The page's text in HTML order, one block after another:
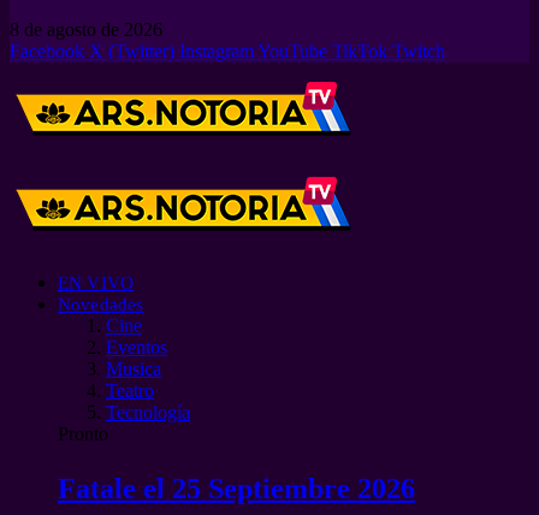
8 de agosto de 2026
Facebook X (Twitter) InstagramYouTube TikTok Twitch
EN VIVO
Novedades
Cine
Eventos
Musica
Teatro
Tecnología
Pronto
Fatale el 25 Septiembre 2026